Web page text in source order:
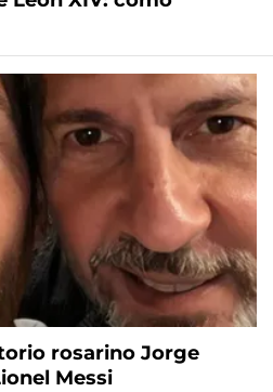
rosarino Jorge
Messi